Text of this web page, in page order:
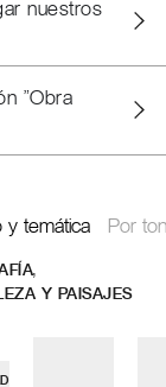
nuestros
"Obra
y temática Por
,
Y PAISAJES